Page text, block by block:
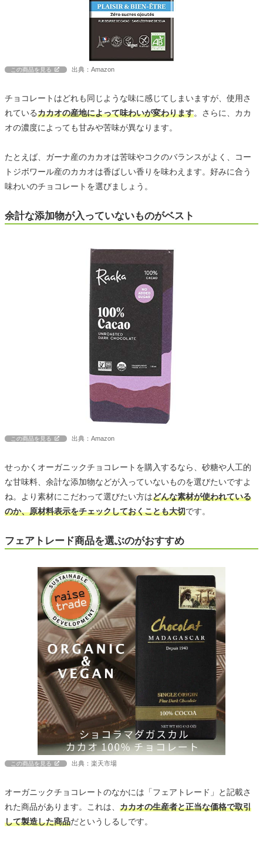
この商品を見る 出典：Amazon
チョコレートはどれも同じような味に感じてしまいますが、使用さ
れているカカオの産地によって味わいが変わります。さらに、カカ
オの濃度によっても甘みや苦味が異なります。
たとえば、ガーナ産のカカオは苦味やコクのバランスがよく、コー
トジボワール産のカカオは香ばしい香りを味わえます。好みに合う
味わいのチョコレートを選びましょう。
余計な添加物が入っていないものがベスト
この商品を見る 出典：Amazon
せっかくオーガニックチョコレートを購入するなら、砂糖や人工的
な甘味料、余計な添加物などが入っていないものを選びたいですよ
ね。より素材にこだわって選びたい方はどんな素材が使われている
のか、原材料表示をチェックしておくことも大切です。
フェアトレード商品を選ぶのがおすすめ
この商品を見る 出典：楽天市場
オーガニックチョコレートのなかには「フェアトレード」と記載さ
れた商品があります。これは、 カカオの生産者と正当な価格で取引
して製造した商品だというしるしです。